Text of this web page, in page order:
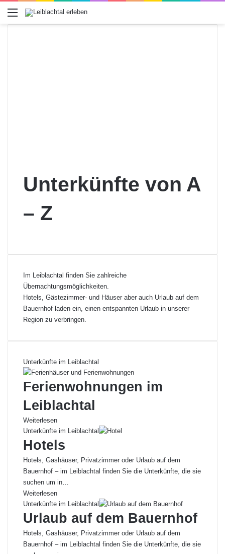
Menü
Unterkünfte von A
– Z
Im Leiblachtal finden Sie zahlreiche
Übernachtungsmöglichkeiten.
Hotels, Gästezimmer- und Häuser aber auch Urlaub auf dem
Bauernhof laden ein, einen entspannten Urlaub in unserer
Region zu verbringen.
Unterkünfte im Leiblachtal
Ferienwohnungen im
Leiblachtal
Weiterlesen
Unterkünfte im Leiblachtal
Hotels
Hotels, Gashäuser, Privatzimmer oder Urlaub auf dem
Bauernhof – im Leiblachtal finden Sie die Unterkünfte, die sie
suchen um in…
Weiterlesen
Unterkünfte im Leiblachtal
Urlaub auf dem Bauernhof
Hotels, Gashäuser, Privatzimmer oder Urlaub auf dem
Bauernhof – im Leiblachtal finden Sie die Unterkünfte, die sie